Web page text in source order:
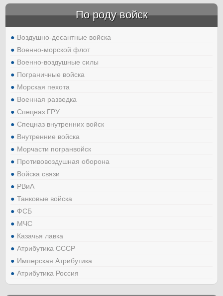
По роду войск
Воздушно-десантные войска
Военно-морской флот
Военно-воздушные силы
Пограничные войска
Морская пехота
Военная разведка
Спецназ ГРУ
Спецназ внутренних войск
Внутренние войска
Морчасти погранвойск
Противовоздушная оборона
Войска связи
РВиА
Танковые войска
ФСБ
МЧС
Казачья лавка
Атрибутика СССР
Имперская Атрибутика
Атрибутика Россия